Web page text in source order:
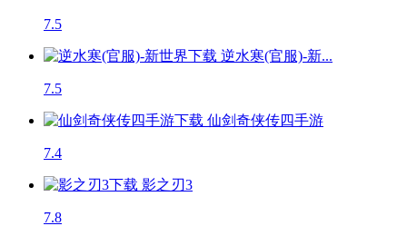
7.5
逆水寒(官服)-新...
7.5
仙剑奇侠传四手游
7.4
影之刃3
7.8